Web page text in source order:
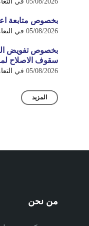
بخصوص متابعة
05/08/2026 في
بخصوص تفويض
سقوف الاصلاح
05/08/2026 في
المزيد
من نحن